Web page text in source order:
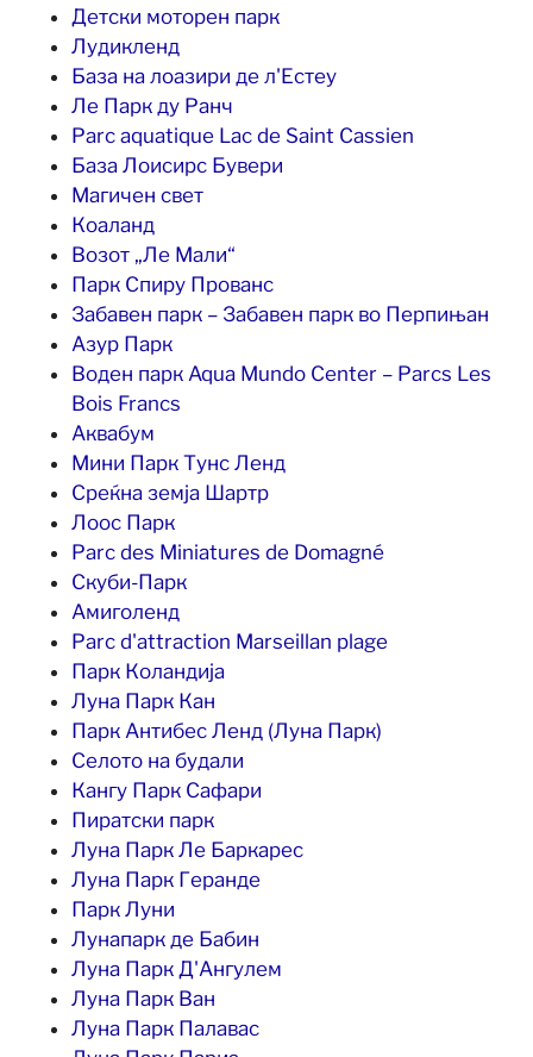
Детски моторен парк
Лудикленд
База на лоазири де л'Естеу
Ле Парк ду Ранч
Parc aquatique Lac de Saint Cassien
База Лоисирс Бувери
Магичен свет
Коаланд
Возот „Ле Мали“
Парк Спиру Прованс
Забавен парк – Забавен парк во Перпињан
Азур Парк
Воден парк Aqua Mundo Center – Parcs Les
Bois Francs
Аквабум
Мини Парк Тунс Ленд
Среќна земја Шартр
Лоос Парк
Parc des Miniatures de Domagné
Скуби-Парк
Амиголенд
Parc d'attraction Marseillan plage
Парк Коландија
Луна Парк Кан
Парк Антибес Ленд (Луна Парк)
Селото на будали
Кангу Парк Сафари
Пиратски парк
Луна Парк Ле Баркарес
Луна Парк Геранде
Парк Луни
Лунапарк де Бабин
Луна Парк Д'Ангулем
Луна Парк Ван
Луна Парк Палавас